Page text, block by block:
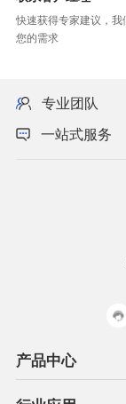
您的需求
专业团队
一站式服务
产品中心